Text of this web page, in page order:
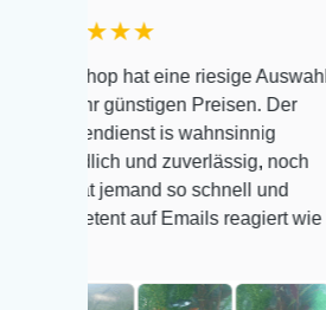
hat eine riesige Auswahl
Preisen. Der
is wahnsinnig
und zuverlässig, noch
so schnell und
auf Emails reagiert wie